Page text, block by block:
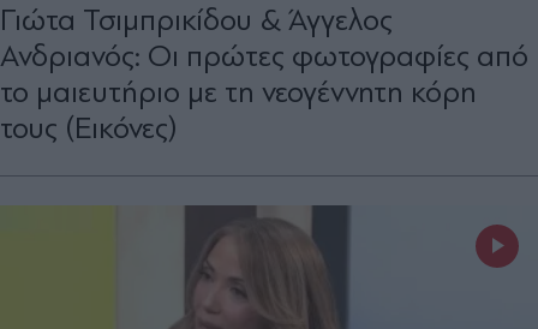
Γιώτα Τσιμπρικίδου & Άγγελος
Ανδριανός: Οι πρώτες φωτογραφίες από
το μαιευτήριο με τη νεογέννητη κόρη
τους (Εικόνες)